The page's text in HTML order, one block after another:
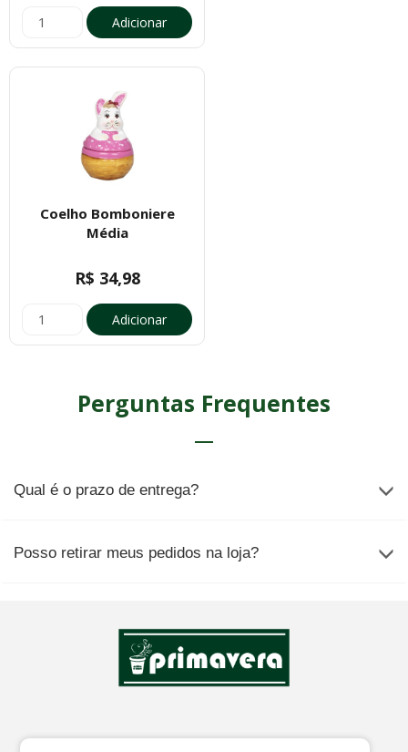
Adicionar
Coelho Bomboniere
Média
R$ 34,98
Adicionar
Perguntas Frequentes
Qual é o prazo de entrega?
Posso retirar meus pedidos na loja?